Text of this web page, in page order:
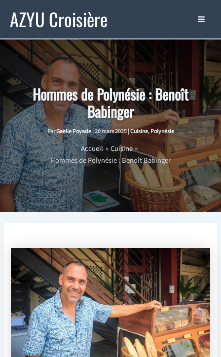
contenu
AZYU Croisière
Hommes de Polynésie : Benoît
Babinger
ParGaëlle Poyade|20 mars 2025|Cuisine,Polynésie
Accueil
Cuisine
Hommes de Polynésie : Benoît Babinger